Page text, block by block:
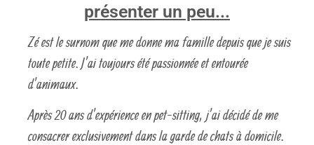
présenter un peu...
Zé est le surnom que me donne ma famille depuis que je suis
toute petite. J’ai toujours été passionnée et entourée
d’animaux.
Après 20 ans d’expérience en pet-sitting, j’ai décidé de me
consacrer exclusivement dans la garde de chats à domicile.